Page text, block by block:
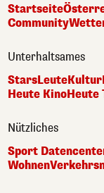
Startseite
Community
Unterhaltsames
StarsLeuteKultur
Heute KinoHeute
Nützliches
Sport
Wohnen